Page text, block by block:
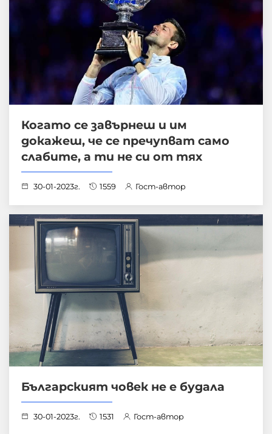
Когато се завърнеш и им
докажеш, че се пречупват само
слабите, а ти не си от тях
30-01-2023г. 1559 Гост-автор
Българският човек не е будала
30-01-2023г. 1531 Гост-автор